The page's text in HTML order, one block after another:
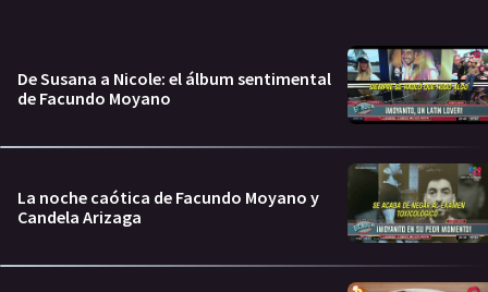
De Susana a Nicole: el álbum sentimental
de Facundo Moyano
La noche caótica de Facundo Moyano y
Candela Arizaga